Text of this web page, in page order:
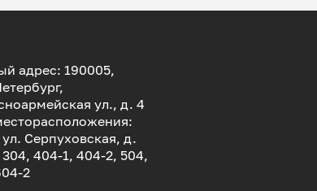
адрес: 190005,
ул., д. 4
Серпуховская, д.
304, 404-1, 404-2, 504,
2